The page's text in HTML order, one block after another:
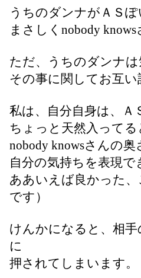
うちのダンナがＡＳ
まさしくnobody
ただ、うちのダンナ
その事に関してお互
私は、自分自身は、
ちょっと天然入って
nobody knowsさんの
自分の気持ちを表現
ああいえば良かった
です）
けんかになると、相
に
押されてしまいます。